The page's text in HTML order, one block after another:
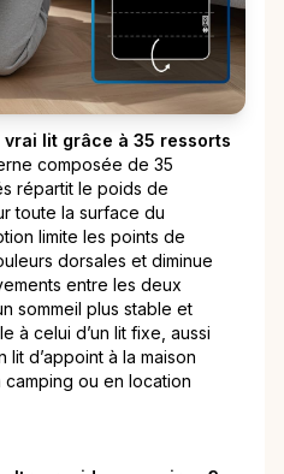
vrai lit grâce à 35 ressorts
composée de 35
répartit le poids de
toute la surface du
limite les points de
dorsales et diminue
entre les deux
sommeil plus stable et
à celui d’un lit fixe, aussi
d’appoint à la maison
ou en location